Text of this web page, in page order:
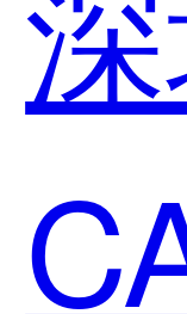
哪